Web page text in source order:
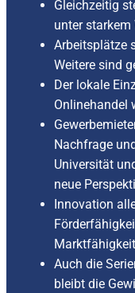
Gleichzeitig
unter starkem
Arbeitsplätze
Weitere sind
Der lokale
Onlinehandel
Nachfrage
Universität
neue
Innovation
Auch die
bleibt die